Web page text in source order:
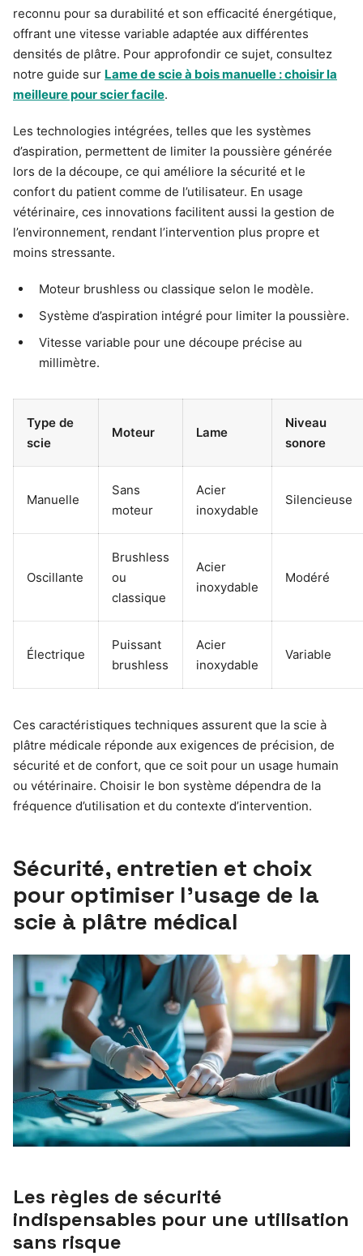
reconnu pour sa durabilité et son efficacité énergétique,
offrant une vitesse variable adaptée aux différentes
densités de plâtre. Pour approfondir ce sujet, consultez
notre guide sur Lame de scie à bois manuelle : choisir la
meilleure pour scier facile.
Les technologies intégrées, telles que les systèmes
d’aspiration, permettent de limiter la poussière générée
lors de la découpe, ce qui améliore la sécurité et le
confort du patient comme de l’utilisateur. En usage
vétérinaire, ces innovations facilitent aussi la gestion de
l’environnement, rendant l’intervention plus propre et
moins stressante.
Moteur brushless ou classique selon le modèle.
Système d’aspiration intégré pour limiter la poussière.
Vitesse variable pour une découpe précise au
millimètre.
Type de
scie
Moteur Lame
Niveau
sonore
Manuelle
Sans
moteur
Acier
inoxydable
Silencieuse
Oscillante
Brushless
ou
classique
Acier
inoxydable
Modéré
Électrique
Puissant
brushless
Acier
inoxydable
Variable
Ces caractéristiques techniques assurent que la scie à
plâtre médicale réponde aux exigences de précision, de
sécurité et de confort, que ce soit pour un usage humain
ou vétérinaire. Choisir le bon système dépendra de la
fréquence d’utilisation et du contexte d’intervention.
Sécurité, entretien et choix
pour optimiser l’usage de la
scie à plâtre médical
Les règles de sécurité
indispensables pour une utilisation
sans risque